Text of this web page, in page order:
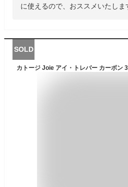
に使えるので、おススメいたしま
SOLD